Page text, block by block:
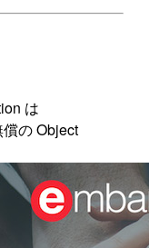
は
の Object